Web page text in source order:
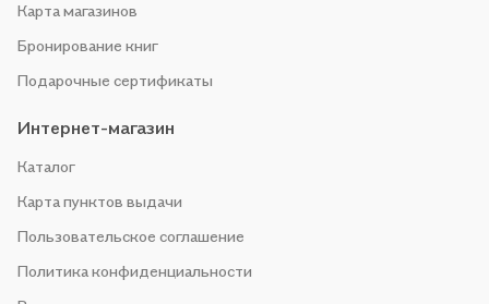
Карта магазинов
Бронирование книг
Подарочные сертификаты
Интернет-магазин
Каталог
Карта пунктов выдачи
Пользовательское соглашение
Политика конфиденциальности